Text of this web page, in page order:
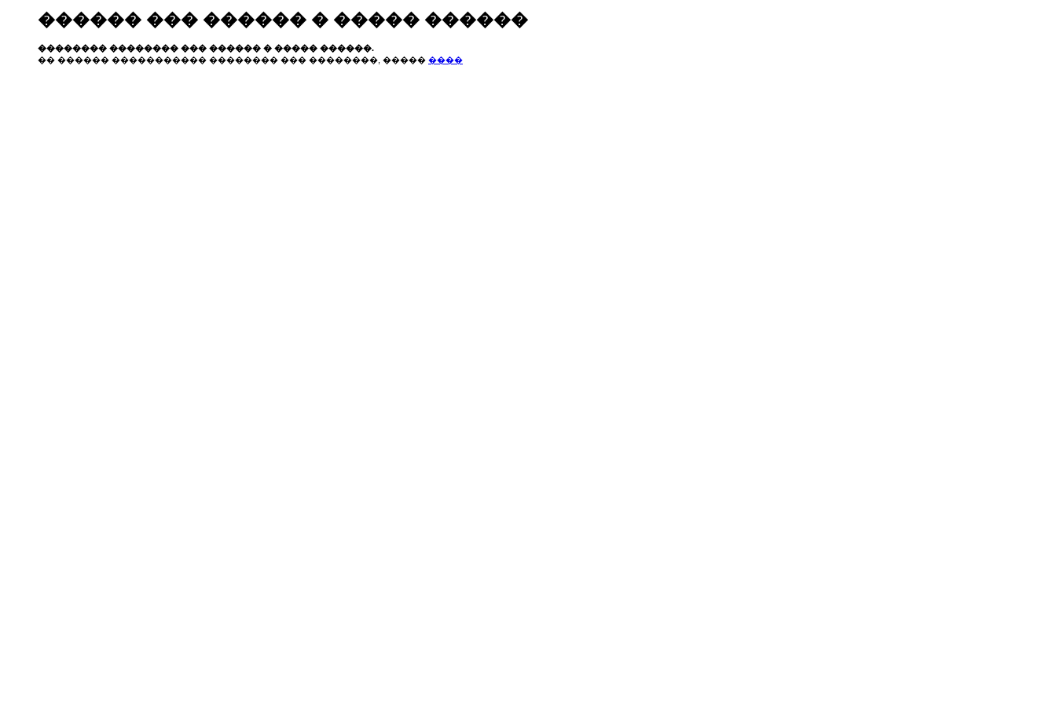
������ ��� ������ � ����� ������
�������� �������� ��� ������ � ����� ������.
�� ������ ����������� �������� ��� ��������, ����� ����